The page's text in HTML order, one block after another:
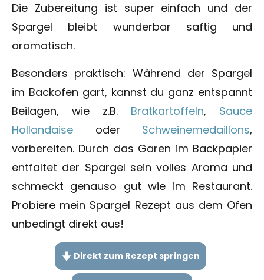
Die Zubereitung ist super einfach und der
Spargel bleibt wunderbar saftig und
aromatisch.
Besonders praktisch: Während der Spargel
im Backofen gart, kannst du ganz entspannt
Beilagen, wie z.B. Bratkartoffeln, Sauce
Hollandaise oder Schweinemedaillons,
vorbereiten. Durch das Garen im Backpapier
entfaltet der Spargel sein volles Aroma und
schmeckt genauso gut wie im Restaurant.
Probiere mein Spargel Rezept aus dem Ofen
unbedingt direkt aus!
Direkt zum Rezept springen